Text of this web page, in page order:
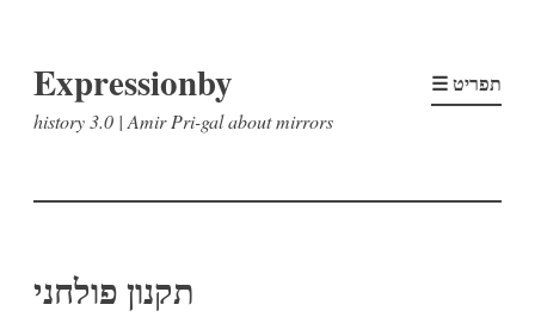
לתוכן
Expressionby
history 3.0 | Amir Pri-gal about mirrors
☰ תפריט
תקנון פולחני